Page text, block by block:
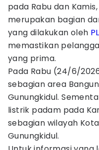
pada Rabu dan
merupakan bagian
yang dilakukan oleh
memastikan
yang prima.
Pada Rabu (24/6/
sebagian area
Gunungkidul.
listrik padam pada
sebagian wilayah
Gunungkidul.